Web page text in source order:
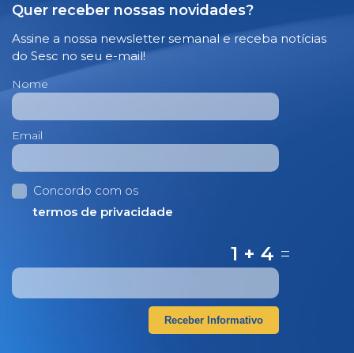
Quer receber nossas novidades?
Assine a nossa newsletter semanal e receba notícias
do Sesc no seu e-mail!
Nome
Email
Concordo com os
termos de privacidade
1 + 4 =
Receber Informativo